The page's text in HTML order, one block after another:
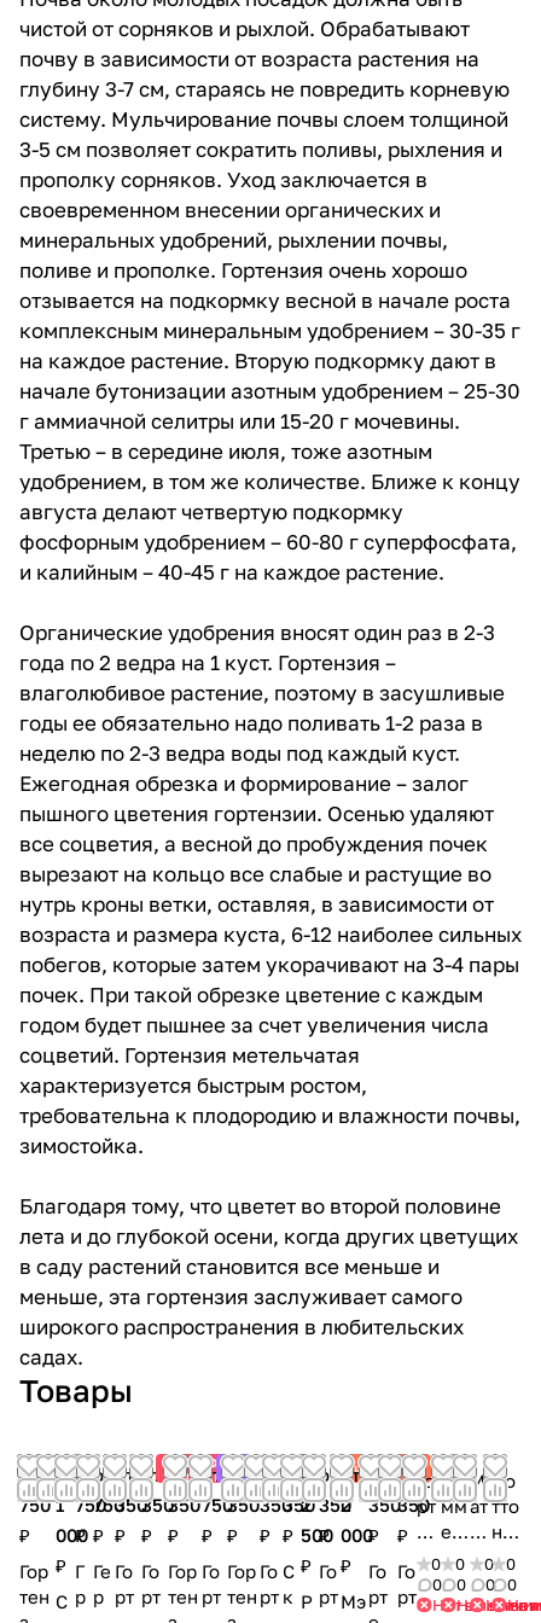
чистой от сорняков и рыхлой. Обрабатывают
почву в зависимости от возраста растения на
глубину 3-7 см, стараясь не повредить корневую
систему. Мульчирование почвы слоем толщиной
3-5 см позволяет сократить поливы, рыхления и
прополку сорняков. Уход заключается в
своевременном внесении органических и
минеральных удобрений, рыхлении почвы,
поливе и прополке. Гортензия очень хорошо
отзывается на подкормку весной в начале роста
комплексным минеральным удобрением – 30-35 г
на каждое растение. Вторую подкормку дают в
начале бутонизации азотным удобрением – 25-30
г аммиачной селитры или 15-20 г мочевины.
Третью – в середине июля, тоже азотным
удобрением, в том же количестве. Ближе к концу
августа делают четвертую подкормку
фосфорным удобрением – 60-80 г суперфосфата,
и калийным – 40-45 г на каждое растение.
Органические удобрения вносят один раз в 2-3
года по 2 ведра на 1 куст. Гортензия –
влаголюбивое растение, поэтому в засушливые
годы ее обязательно надо поливать 1-2 раза в
неделю по 2-3 ведра воды под каждый куст.
Ежегодная обрезка и формирование – залог
пышного цветения гортензии. Осенью удаляют
все соцветия, а весной до пробуждения почек
вырезают на кольцо все слабые и растущие во
нутрь кроны ветки, оставляя, в зависимости от
возраста и размера куста, 6-12 наиболее сильных
побегов, которые затем укорачивают на 3-4 пары
почек. При такой обрезке цветение с каждым
годом будет пышнее за счет увеличения числа
соцветий. Гортензия метельчатая
характеризуется быстрым ростом,
требовательна к плодородию и влажности почвы,
зимостойка.
Благодаря тому, что цветет во второй половине
лета и до глубокой осени, когда других цветущих
в саду растений становится все меньше и
меньше, эта гортензия заслуживает самого
широкого распространения в любительских
садах.
Товары
от
750
₽
Гор
тен
от
1
000
₽
С
от
750
₽
Г
р
от
750
₽
Ге
р
от
350
₽
Го
рт
Товар
недели
от
350
₽
Го
рт
от
350
₽
Гор
тен
Советуем
от
750
₽
Го
рт
от
350
₽
Гор
тен
от
350
₽
Го
рт
от
350
₽
С
к
от
2
500
₽
Р
Хит
от
350
₽
Го
рт
от
2
000
₽
Мэ
Хит
от
350
₽
Го
рт
от
350
₽
Го
рт
Го
рт
ен
зи
я
Бо
0
0
Нет в
Са
мм
ер
ла
в
(S
0
0
Нет в
М
ат
и
ль
да
0
0
Нет в
Ко
тто
н
кр
ем
(Co
0
0
Нет